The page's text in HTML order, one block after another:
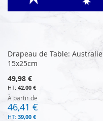
Drapeau de Table: Australie
15x25cm
49,98 €
42,00 €
À partir de
46,41 €
39,00 €